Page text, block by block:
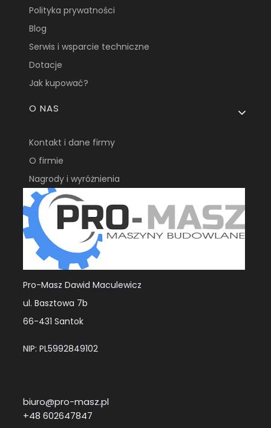
Polityka prywatności
Blog
Serwis i wsparcie techniczne
Dotacje
Jak kupować?
O NAS
Kontakt i dane firmy
O firmie
Nagrody i wyróżnienia
Pro-Masz Dawid Maculewicz
ul. Basztowa 7b
66-431 Santok
NIP: PL5992849102
biuro@pro-masz.pl
+48 602647847